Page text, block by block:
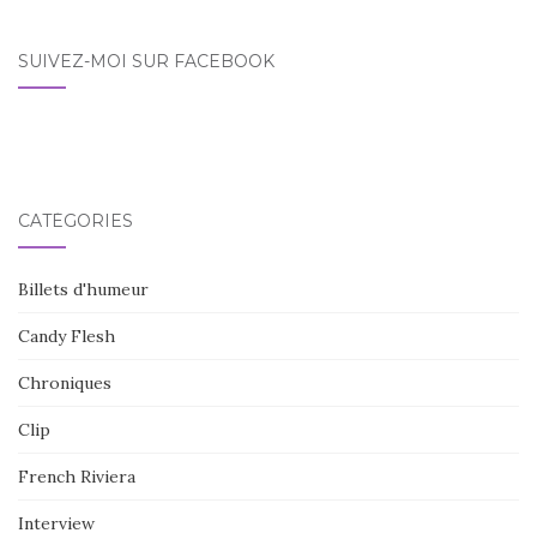
SUIVEZ-MOI SUR FACEBOOK
CATÉGORIES
Billets d'humeur
Candy Flesh
Chroniques
Clip
French Riviera
Interview